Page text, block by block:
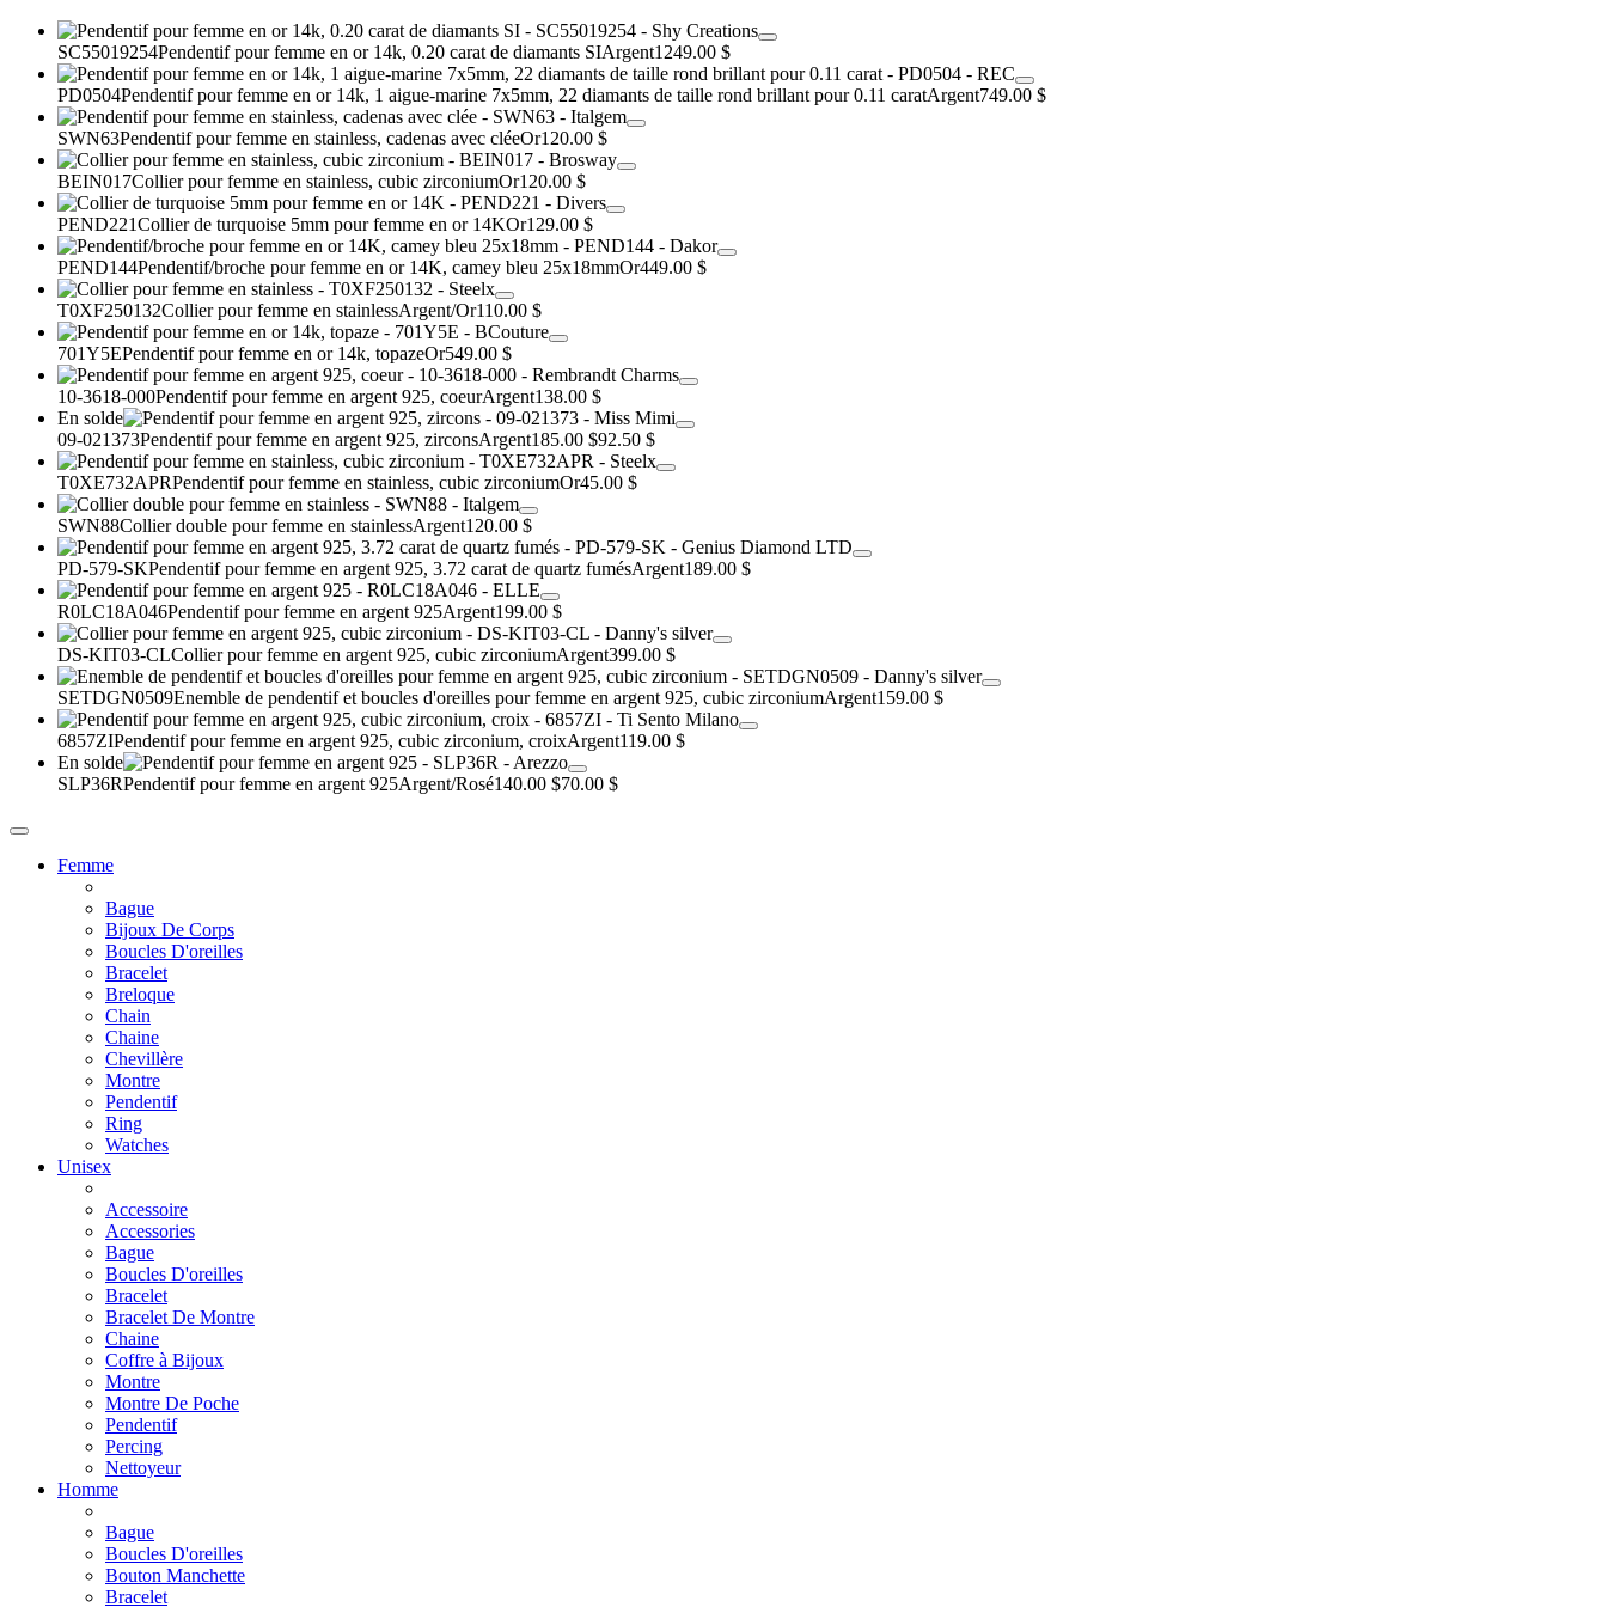
SC55019254Pendentif pour femme en or 14k, 0.20 carat de diamants SIArgent1249.00 $
PD0504Pendentif pour femme en or 14k, 1 aigue-marine 7x5mm, 22 diamants de taille rond brillant pour 0.11 caratArgent749.00 $
SWN63Pendentif pour femme en stainless, cadenas avec cléeOr120.00 $
BEIN017Collier pour femme en stainless, cubic zirconiumOr120.00 $
PEND221Collier de turquoise 5mm pour femme en or 14KOr129.00 $
PEND144Pendentif/broche pour femme en or 14K, camey bleu 25x18mmOr449.00 $
T0XF250132Collier pour femme en stainlessArgent/Or110.00 $
701Y5EPendentif pour femme en or 14k, topazeOr549.00 $
10-3618-000Pendentif pour femme en argent 925, coeurArgent138.00 $
En solde
09-021373Pendentif pour femme en argent 925, zirconsArgent185.00 $92.50 $
T0XE732APRPendentif pour femme en stainless, cubic zirconiumOr45.00 $
SWN88Collier double pour femme en stainlessArgent120.00 $
PD-579-SKPendentif pour femme en argent 925, 3.72 carat de quartz fumésArgent189.00 $
R0LC18A046Pendentif pour femme en argent 925Argent199.00 $
DS-KIT03-CLCollier pour femme en argent 925, cubic zirconiumArgent399.00 $
SETDGN0509Enemble de pendentif et boucles d'oreilles pour femme en argent 925, cubic zirconiumArgent159.00 $
6857ZIPendentif pour femme en argent 925, cubic zirconium, croixArgent119.00 $
En solde
SLP36RPendentif pour femme en argent 925Argent/Rosé140.00 $70.00 $
Femme
Bague
Bijoux De Corps
Boucles D'oreilles
Bracelet
Breloque
Chain
Chaine
Chevillère
Montre
Pendentif
Ring
Watches
Unisex
Accessoire
Accessories
Bague
Boucles D'oreilles
Bracelet
Bracelet De Montre
Chaine
Coffre à Bijoux
Montre
Montre De Poche
Pendentif
Percing
Nettoyeur
Homme
Bague
Boucles D'oreilles
Bouton Manchette
Bracelet